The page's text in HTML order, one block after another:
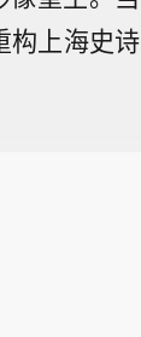
构上海史诗